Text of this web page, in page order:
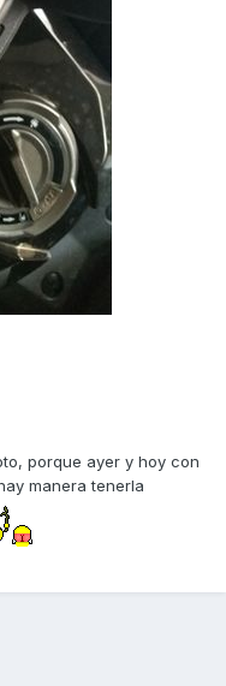
porque ayer y hoy con
manera tenerla